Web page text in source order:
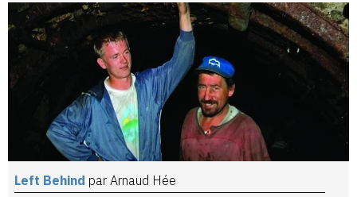
Left Behind par Arnaud Hée